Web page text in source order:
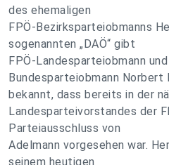
des ehemaligen
FPÖ-Bezirksparteiobmanns
sogenannten „DAÖ“ gibt
FPÖ-Landesparteiobmann
Bundesparteiobmann Norbert
bekannt, dass bereits in der
Landesparteivorstandes der
Parteiausschluss von
Adelmann vorgesehen war.
seinem heutigen